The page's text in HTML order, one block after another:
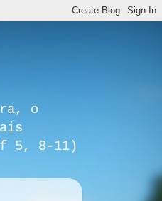
o
5, 8-11)